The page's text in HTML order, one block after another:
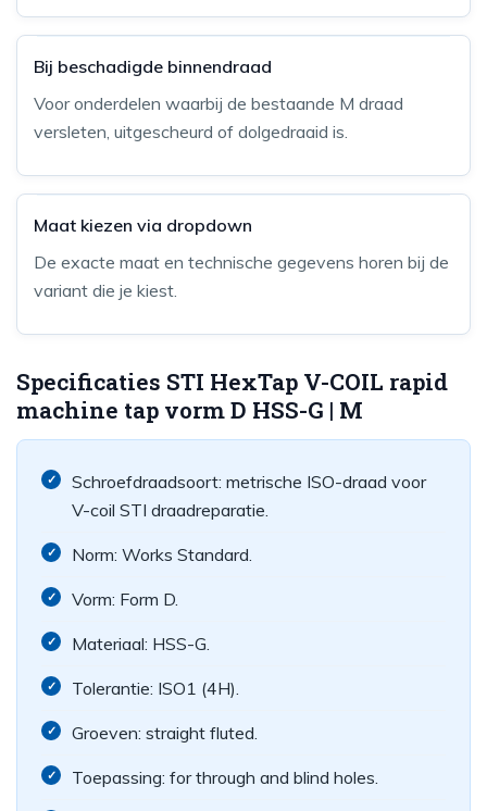
Bij beschadigde binnendraad
Voor onderdelen waarbij de bestaande M draad
versleten, uitgescheurd of dolgedraaid is.
Maat kiezen via dropdown
De exacte maat en technische gegevens horen bij de
variant die je kiest.
Specificaties STI HexTap V-COIL rapid
machine tap vorm D HSS-G | M
Schroefdraadsoort: metrische ISO-draad voor
V-coil STI draadreparatie.
Norm: Works Standard.
Vorm: Form D.
Materiaal: HSS-G.
Tolerantie: ISO1 (4H).
Groeven: straight fluted.
Toepassing: for through and blind holes.